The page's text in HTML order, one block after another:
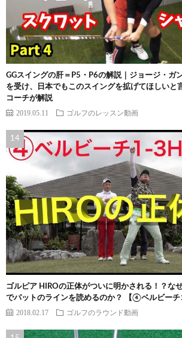
GGスイングの肝＝P5・P6の解説｜ジョージ・ガ
を受け、日本でもこのスイングを拡げてほしいと
コーチが解説
2019.05.11 ゴルフのレッスン動画
ゴルピア HIROの正体がついに明かされる！？な
でパットのラインを読めるのか？ 【④ベルビーチ
2018.02.17 ゴルフのラウンド動画